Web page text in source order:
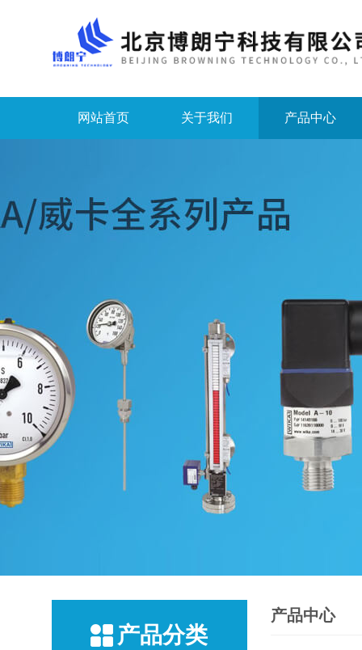
网站首页 关于我们 产品中心
产品分类
产品中心